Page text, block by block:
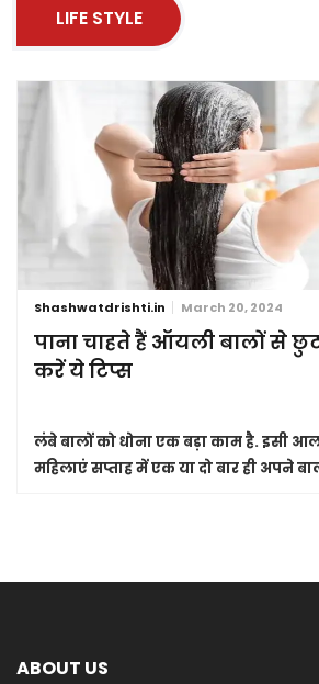
LIFE STYLE
Shashwatdrishti.in March 20, 2024
पाना चाहते हैं ऑयली बालों से
करें ये टिप्स
लंबे बालों को धोना एक बड़ा काम है. इसी
महिलाएं सप्ताह में एक या दो बार ही अपने
ABOUT US